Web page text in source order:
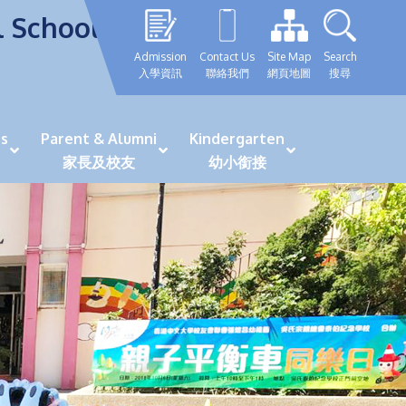
Admission
入學資訊
Contact Us
聯絡我們
Site Map
網頁地圖
Search
搜尋
School
Parent & Alumni
家長及校友
Kindergarten
幼小銜接